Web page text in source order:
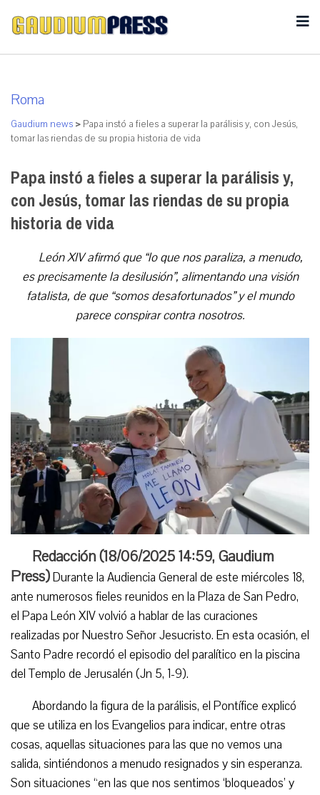
Roma
Gaudium news > Papa instó a fieles a superar la parálisis y, con Jesús,
tomar las riendas de su propia historia de vida
Papa instó a fieles a superar la parálisis y,
con Jesús, tomar las riendas de su propia
historia de vida
León XIV afirmó que “lo que nos paraliza, a menudo,
es precisamente la desilusión”, alimentando una visión
fatalista, de que “somos desafortunados” y el mundo
parece conspirar contra nosotros.
Redacción (18/06/2025 14:59, Gaudium
Press)Durante la Audiencia General de este miércoles 18,
ante numerosos fieles reunidos en la Plaza de San Pedro,
el Papa León XIV volvió a hablar de las curaciones
realizadas por Nuestro Señor Jesucristo. En esta ocasión, el
Santo Padre recordó el episodio del paralítico en la piscina
del Templo de Jerusalén (Jn 5, 1-9).
Abordando la figura de la parálisis, el Pontífice explicó
que se utiliza en los Evangelios para indicar, entre otras
cosas, aquellas situaciones para las que no vemos una
salida, sintiéndonos a menudo resignados y sin esperanza.
Son situaciones “en las que nos sentimos ‘bloqueados’ y